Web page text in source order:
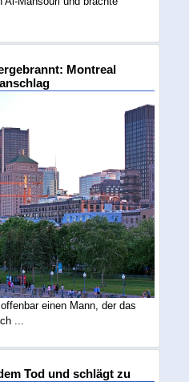
Montreal
einen Mann, der das
...
Tod und schlägt zu